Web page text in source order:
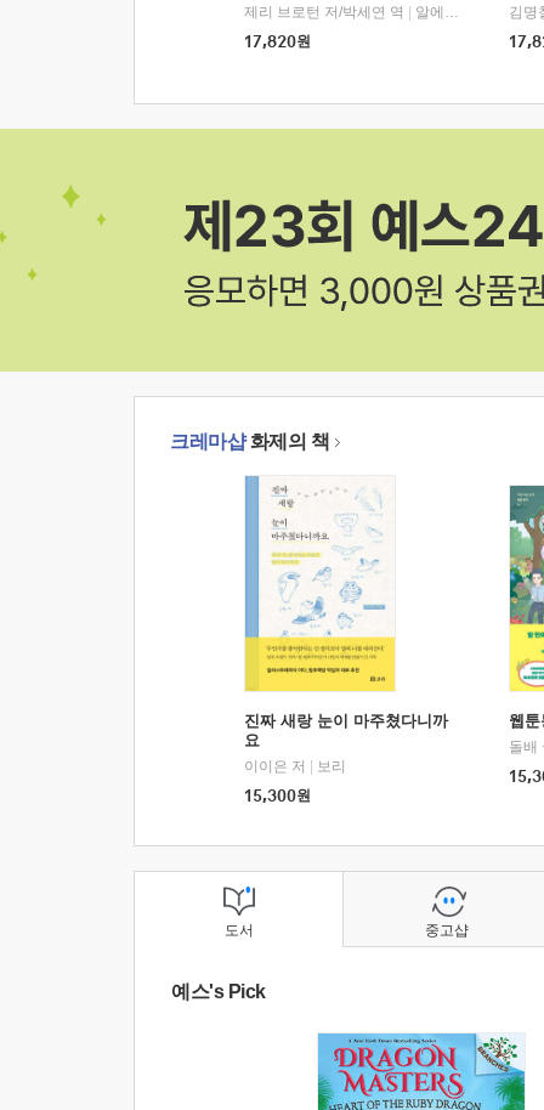
제리 브로턴 저/박세연 역
알에이치코리아(RHK)
17,820원
김명
크레마샵화제의 책
진짜 새랑 눈이 마주쳤다니까
요
이이은 저
보리
15,300원
웹
돌배
도서
예스's Pick
중고샵